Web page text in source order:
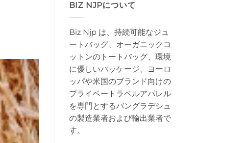
BIZ NJPについて
Biz Njp は、持続可能なジュ
ートバッグ、オーガニックコ
ットンのトートバッグ、環境
に優しいパッケージ、ヨーロ
ッパや米国のブランド向けの
プライベートラベルアパレル
を専門とするバングラデシュ
の製造業者および輸出業者で
す。